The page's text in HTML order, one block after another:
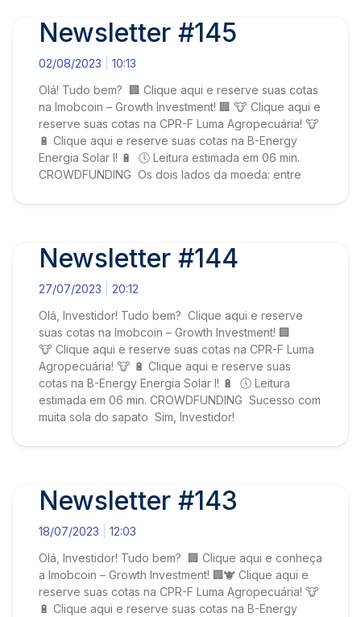
Newsletter #145
02/08/2023
10:13
Olá! Tudo bem? 🏢 Clique aqui e reserve suas cotas
na Imobcoin – Growth Investment! 🏢 🐮 Clique aqui e
reserve suas cotas na CPR-F Luma Agropecuária! 🐮
🔋 Clique aqui e reserve suas cotas na B-Energy
Energia Solar I! 🔋 🕔 Leitura estimada em 06 min.
CROWDFUNDING Os dois lados da moeda: entre
Newsletter #144
27/07/2023
20:12
Olá, Investidor! Tudo bem? Clique aqui e reserve
suas cotas na Imobcoin – Growth Investment! 🏢
🐮 Clique aqui e reserve suas cotas na CPR-F Luma
Agropecuária! 🐮 🔋 Clique aqui e reserve suas
cotas na B-Energy Energia Solar I! 🔋 🕔 Leitura
estimada em 06 min. CROWDFUNDING Sucesso com
muita sola do sapato Sim, Investidor!
Newsletter #143
18/07/2023
12:03
Olá, Investidor! Tudo bem? 🏢 Clique aqui e conheça
a Imobcoin – Growth Investment! 🏢🐮 Clique aqui e
reserve suas cotas na CPR-F Luma Agropecuária! 🐮
🔋 Clique aqui e reserve suas cotas na B-Energy